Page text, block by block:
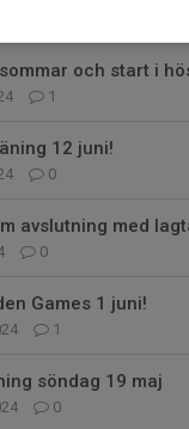
och start i
1
12 juni!
0
avslutning med
0
Games 1 juni!
1
söndag 19 maj
0